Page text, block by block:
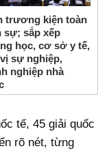
trương kiện toàn
sự; sắp xếp
học, cơ sở y tế,
sự nghiệp,
nghiệp nhà
tế, 45 giải quốc
rõ nét, từng